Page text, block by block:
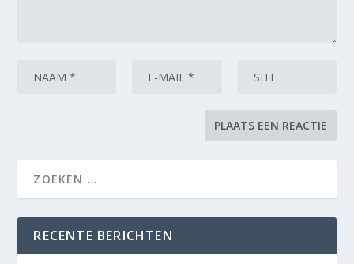
RECENTE BERICHTEN